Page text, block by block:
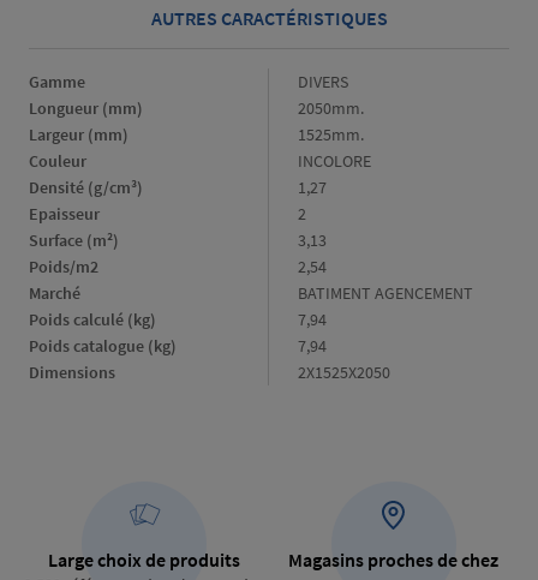
AUTRES CARACTÉRISTIQUES
Gamme Gamme
DIVERS
Longueur (mm)
Longueur
(mm)
2050mm.
Largeur (mm)
Largeur
(mm)
1525mm.
Couleur
Couleur
INCOLORE
Densité (g/cm³)
Densité
(g/cm³)
1,27
Epaisseur
Epaisseur
2
Surface (m²)
Surface
(m²)
3,13
Poids/m2
Poids/m2
2,54
Marché
Marché
BATIMENT AGENCEMENT
Poids calculé (kg)
Poids
calculé
(kg)
7,94
Poids catalogue (kg)
Poids
catalogue
(kg)
7,94
Dimensions
Dimensions
2X1525X2050
Large choix de produits
Magasins proches de chez